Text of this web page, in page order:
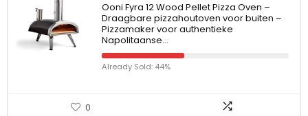
Ooni Fyra 12 Wood Pellet Pizza Oven –
Draagbare pizzahoutoven voor buiten –
Pizzamaker voor authentieke
Napolitaanse…
Already Sold: 44%
0